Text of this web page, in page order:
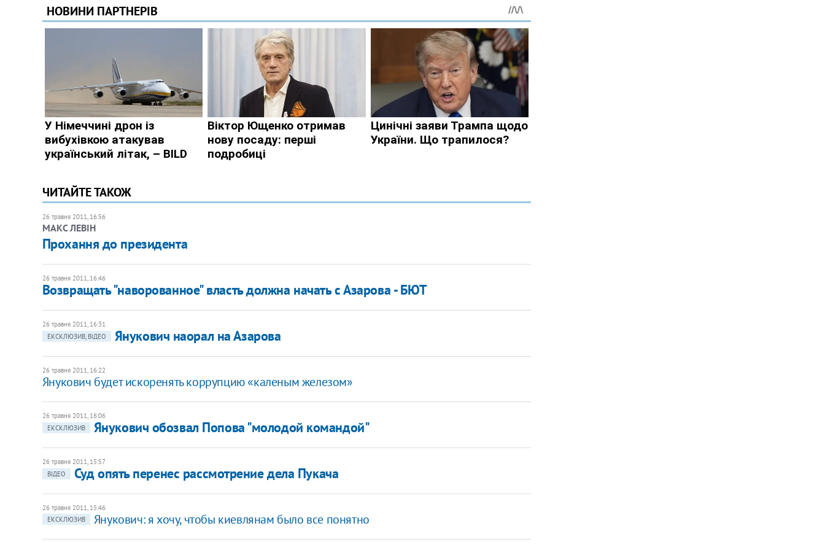
ЧИТАЙТЕ ТАКОЖ
26 травня 2011, 16:56
​МАКС ЛЕВІН
Прохання до президента
26 травня 2011, 16:46
Возвращать "наворованное" власть должна начать с Азарова - БЮТ
26 травня 2011, 16:31
ЕКСКЛЮЗИВ, ВІДЕО
Янукович наорал на Азарова
26 травня 2011, 16:22
Янукович будет искоренять коррупцию «каленым железом»
26 травня 2011, 16:06
ЕКСКЛЮЗИВ
Янукович обозвал Попова "молодой командой"
26 травня 2011, 15:57
ВІДЕО
Суд опять перенес рассмотрение дела Пукача
26 травня 2011, 15:46
ЕКСКЛЮЗИВ
Янукович: я хочу, чтобы киевлянам было все понятно